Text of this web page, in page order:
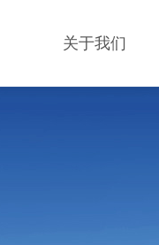
关于我们